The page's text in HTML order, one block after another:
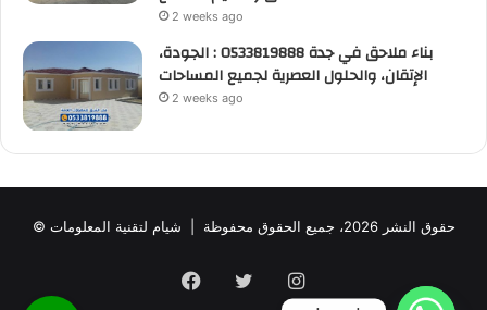
2 weeks ago
بناء ملاحق في جدة 0533819888 : الجودة،
الإتقان، والحلول العصرية لجميع المساحات
2 weeks ago
© حقوق النشر 2026، جميع الحقوق محفوظة | شيام لتقنية المعلومات
Facebook
TwitterInstagram